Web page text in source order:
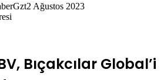
2 Ağustos 2023
Bıçakcılar Global’i